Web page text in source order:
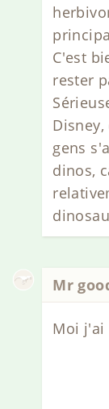
C'est
rester
gens
dinos,
Mr
Moi j'ai